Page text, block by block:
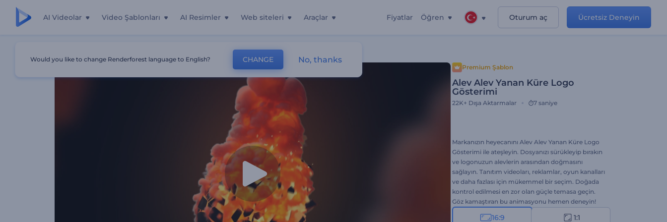
AI Videolar Video Şablonları AI Resimler Web siteleri Araçlar Fiyatlar Öğren Oturum aç Ücretsiz Deneyin
Premium Şablon
Alev Alev Yanan Küre Logo
Gösterimi
22K+ Dışa Aktarmalar 7 saniye
Markanızın heyecanını Alev Alev Yanan Küre Logo
Gösterimi ile ateşleyin. Dosyanızı sürükleyip bırakın
ve logonuzun alevlerin arasından doğmasını
sağlayın. Tanıtım videoları, reklamlar, oyun kanalları
ve daha fazlası için mükemmel bir seçim. Doğada
kontrol edilmesi en zor olan güçle temasa geçin.
Göz kamaştıran bu animasyonu hemen deneyin!
16:9 1:1
Would you like to change Renderforest language to English? CHANGE No, thanks